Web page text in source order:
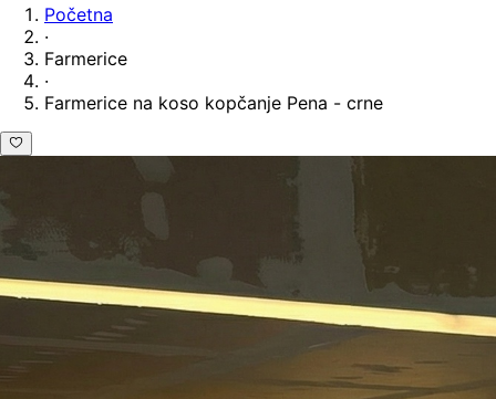
Početna
·
Farmerice
·
Farmerice na koso kopčanje Pena - crne